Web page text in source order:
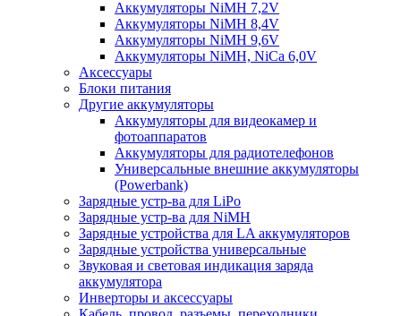
Аккумуляторы NiMH 7,2V
Аккумуляторы NiMH 8,4V
Аккумуляторы NiMH 9,6V
Аккумуляторы NiMH, NiCa 6,0V
Аксессуары
Блоки питания
Другие аккумуляторы
Аккумуляторы для видеокамер и
фотоаппаратов
Аккумуляторы для радиотелефонов
Универсальные внешние аккумуляторы
(Powerbank)
Зарядные устр-ва для LiPo
Зарядные устр-ва для NiMH
Зарядные устройства для LA аккумуляторов
Зарядные устройства универсальные
Звуковая и световая индикация заряда
аккумулятора
Инверторы и аксессуары